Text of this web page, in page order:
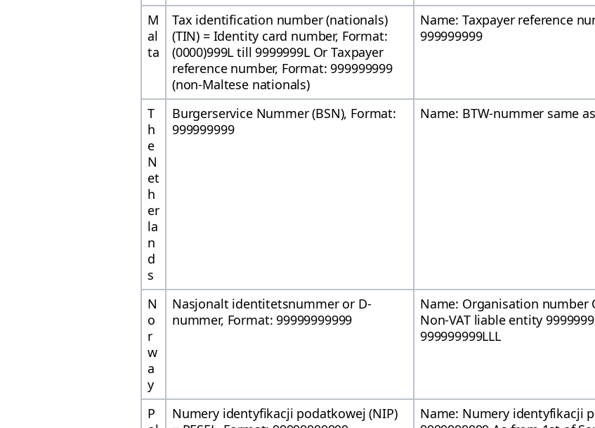
M
al
ta
Tax identification number (nationals)
(TIN) = Identity card number, Format:
(0000)999L till 9999999L Or Taxpayer
reference number, Format: 999999999
(non-Maltese nationals)
Name: Taxpayer reference
999999999
T
h
e
N
et
h
er
la
n
d
s
Burgerservice Nummer (BSN), Format:
999999999
Name: BTW-nummer same
N
o
r
w
a
y
Nasjonalt identitetsnummer or D-
nummer, Format: 99999999999
Name: Organisation number
Non-VAT liable entity
999999999LLL
P
Numery identyfikacji podatkowej (NIP)
Name: Numery identyfikacji